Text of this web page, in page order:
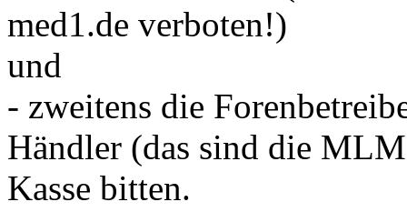
med1.de verboten!)
und
- zweitens die
Händler (das sind die
Kasse bitten.